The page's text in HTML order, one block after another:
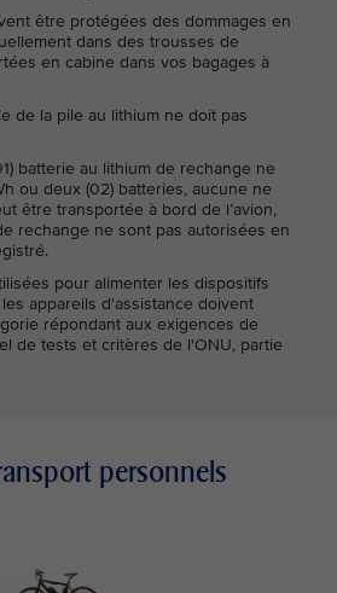
être protégées des dommages en
dans des trousses de
en cabine dans vos bagages à
de la pile au lithium ne doit pas
batterie au lithium de rechange ne
ou deux (02) batteries, aucune ne
être transportée à bord de l’avion,
rechange ne sont pas autorisées en
pour alimenter les dispositifs
appareils d'assistance doivent
répondant aux exigences de
de tests et critères de l'ONU, partie
personnels